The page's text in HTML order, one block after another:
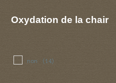
Oxydation de la chair
non (14)